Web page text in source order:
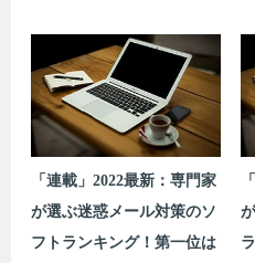
「連載」2022最新：専門家
が選ぶ迷惑メール対策のソ
フトランキング！第一位は